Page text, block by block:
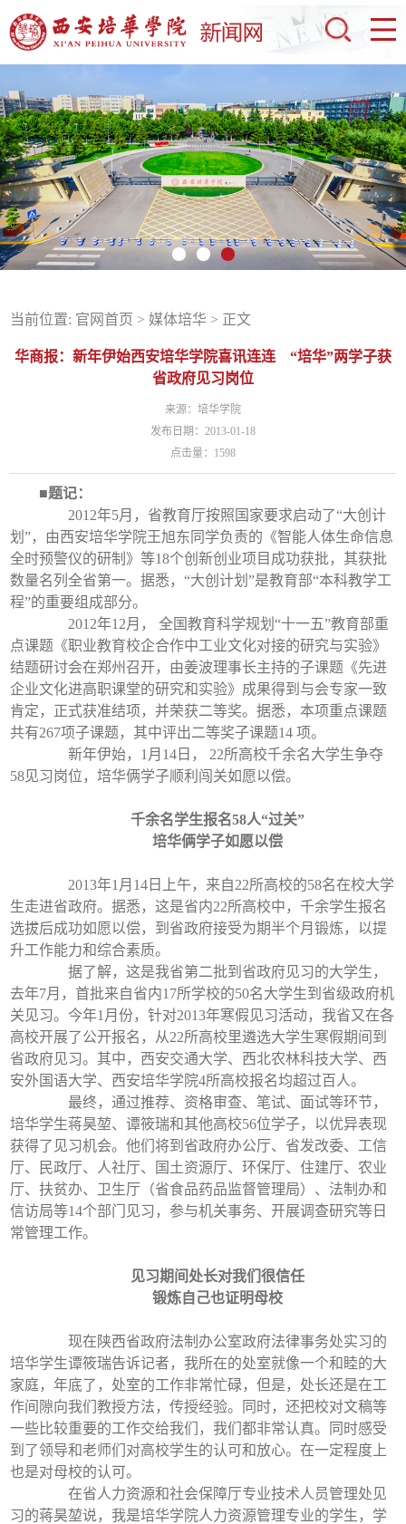
当前位置: 官网首页 > 媒体培华 > 正文
华商报：新年伊始西安培华学院喜讯连连 “培华”两学子获
省政府见习岗位
来源：培华学院
发布日期：2013-01-18
点击量： 1598
■题记：
2012年5月，省教育厅按照国家要求启动了“大创计
划”，由西安培华学院王旭东同学负责的《智能人体生命信息
全时预警仪的研制》等18个创新创业项目成功获批，其获批
数量名列全省第一。据悉，“大创计划”是教育部“本科教学工
程”的重要组成部分。
2012年12月， 全国教育科学规划“十一五”教育部重
点课题《职业教育校企合作中工业文化对接的研究与实验》
结题研讨会在郑州召开，由姜波理事长主持的子课题《先进
企业文化进高职课堂的研究和实验》成果得到与会专家一致
肯定，正式获准结项，并荣获二等奖。据悉，本项重点课题
共有267项子课题，其中评出二等奖子课题14 项。
新年伊始，1月14日， 22所高校千余名大学生争夺
58见习岗位，培华俩学子顺利闯关如愿以偿。
千余名学生报名58人“过关”
培华俩学子如愿以偿
2013年1月14日上午，来自22所高校的58名在校大学
生走进省政府。据悉，这是省内22所高校中，千余学生报名
选拔后成功如愿以偿，到省政府接受为期半个月锻炼，以提
升工作能力和综合素质。
据了解，这是我省第二批到省政府见习的大学生，
去年7月，首批来自省内17所学校的50名大学生到省级政府机
关见习。今年1月份，针对2013年寒假见习活动，我省又在各
高校开展了公开报名，从22所高校里遴选大学生寒假期间到
省政府见习。其中，西安交通大学、西北农林科技大学、西
安外国语大学、西安培华学院4所高校报名均超过百人。
最终，通过推荐、资格审查、笔试、面试等环节，
培华学生蒋昊堃、谭筱瑞和其他高校56位学子，以优异表现
获得了见习机会。他们将到省政府办公厅、省发改委、工信
厅、民政厅、人社厅、国土资源厅、环保厅、住建厅、农业
厅、扶贫办、卫生厅（省食品药品监督管理局）、法制办和
信访局等14个部门见习，参与机关事务、开展调查研究等日
常管理工作。
见习期间处长对我们很信任
锻炼自己也证明母校
现在陕西省政府法制办公室政府法律事务处实习的
培华学生谭筱瑞告诉记者，我所在的处室就像一个和睦的大
家庭，年底了，处室的工作非常忙碌，但是，处长还是在工
作间隙向我们教授方法，传授经验。同时，还把校对文稿等
一些比较重要的工作交给我们，我们都非常认真。同时感受
到了领导和老师们对高校学生的认可和放心。在一定程度上
也是对母校的认可。
在省人力资源和社会保障厅专业技术人员管理处见
习的蒋昊堃说，我是培华学院人力资源管理专业的学生，学